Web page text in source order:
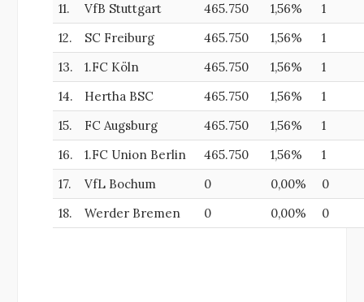
11.
VfB Stuttgart 465.750 1,56%
1
12.
SC Freiburg 465.750 1,56%
1
13.
1.FC Köln 465.750 1,56%
1
14.
Hertha BSC 465.750 1,56%
1
15.
FC Augsburg 465.750 1,56%
1
16.
1.FC Union Berlin 465.750 1,56%
1
17.
VfL Bochum 0 0,00%
0
18.
Werder Bremen 0 0,00% 0